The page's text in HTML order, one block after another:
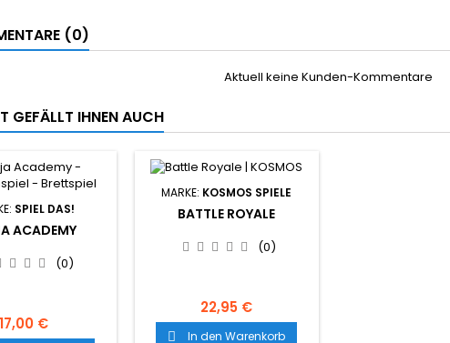
(0)
Aktuell keine Kunden-Kommentare
GEFÄLLT IHNEN AUCH
SPIEL DAS!
ACADEMY
(0)
17,00 €
MARKE: KOSMOS SPIELE
BATTLE ROYALE
(0)
22,95 €
 In den Warenkorb